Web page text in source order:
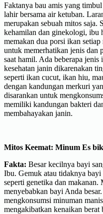
Faktanya bau amis yang
lahir bersama air ketuban.
merupakan sebuah mitos saja.
kehamilan dan ginekologi, ibu
memakan dua porsi ikan
untuk memerhatikan jenis dan
saat hamil. Ada beberapa
kesehatan janin dikarenakan
seperti ikan cucut, ikan hiu,
dengan kandungan merkuri
disarankan untuk
memiliki kandungan bakteri
membahayakan janin.
Mitos Keemat: Minum Es
Fakta: Besar kecilnya bayi
Ibu. Gemuk atau tidaknya
seperti genetika dan makanan.
menyebabkan bayi Anda
mengkonsumsi minuman
mengakibatkan kenaikan berat